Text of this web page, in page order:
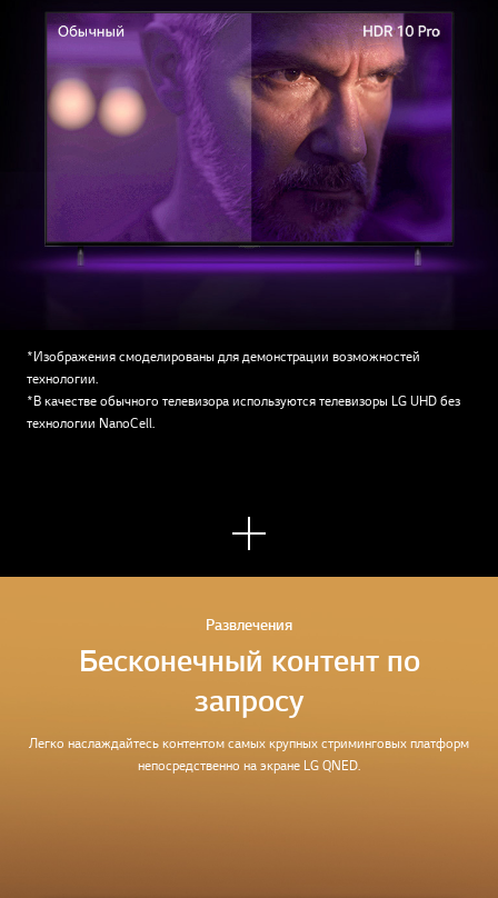
*Изображения смоделированы для демонстрации возможностей
технологии.
*В качестве обычного телевизора используются телевизоры LG UHD без
технологии NanoCell.
Узна
ть
боль
Развлечения
Бесконечный контент по
запросу
Легко наслаждайтесь контентом самых крупных стриминговых платформ
непосредственно на экране LG QNED.